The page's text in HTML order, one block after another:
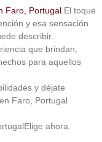
Faro, Portugal .El toque
y esa sensación
describir.
que brindan,
para aquellos
y déjate
Faro, Portugal
Elige ahora.